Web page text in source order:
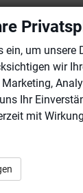
ein, um unsere
wir
Ihr
mit